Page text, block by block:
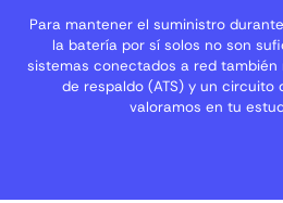
Para mantener el suministro
la batería por sí solos no son
sistemas conectados a red
de respaldo (ATS) y un circuito
valoramos en tu